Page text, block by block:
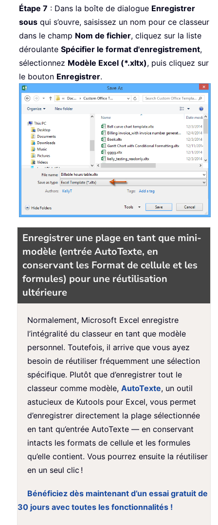
Étape 7 : Dans la boîte de dialogue Enregistrer
sous qui s’ouvre, saisissez un nom pour ce classeur
dans le champ Nom de fichier, cliquez sur la liste
déroulante Spécifier le format d'enregistrement,
sélectionnez Modèle Excel (*.xltx), puis cliquez sur
le bouton Enregistrer.
Enregistrer une plage en tant que mini-
modèle (entrée AutoTexte, en
conservant les Format de cellule et les
formules) pour une réutilisation
ultérieure
Normalement, Microsoft Excel enregistre
l’intégralité du classeur en tant que modèle
personnel. Toutefois, il arrive que vous ayez
besoin de réutiliser fréquemment une sélection
spécifique. Plutôt que d’enregistrer tout le
classeur comme modèle, AutoTexte, un outil
astucieux de Kutools pour Excel, vous permet
d’enregistrer directement la plage sélectionnée
en tant qu’entrée AutoTexte — en conservant
intacts les formats de cellule et les formules
qu’elle contient. Vous pourrez ensuite la réutiliser
en un seul clic !
Bénéficiez dès maintenant d’un essai gratuit de
30 jours avec toutes les fonctionnalités !